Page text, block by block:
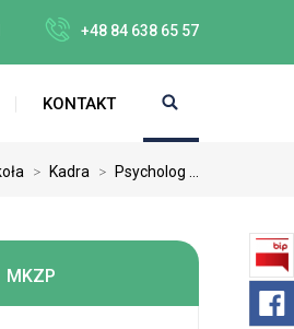
+48 84 638 65 57
KONTAKT
> Kadra > Psycholog ...
MKZP